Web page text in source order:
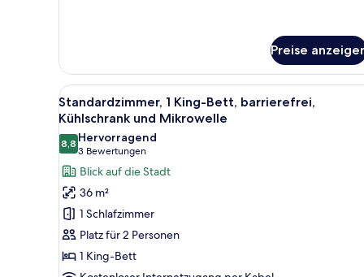
und
Mikrowelle
Preise
Alle
Fotos
für
Standardzimmer,
1 King-
Bett,
barrierefrei,
Kühlschrank
und
Mikrowelle
Ein Hotelzimmer mit Bett,
4
Standardzimmer, 1 King-Bett, barrierefrei,
Kühlschrank und Mikrowelle
8,88,8 von 10
Hervorragend
3 Bewertungen
(3
Bewertungen)
Blick auf die Stadt
36 m²
1 Schlafzimmer
Platz für 2 Personen
1 King-Bett